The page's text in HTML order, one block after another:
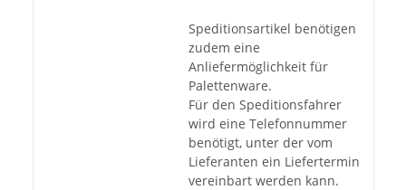
Speditionsartikel benötigen
zudem eine
Anliefermöglichkeit für
Palettenware.
Für den Speditionsfahrer
wird eine Telefonnummer
benötigt, unter der vom
Lieferanten ein Liefertermin
vereinbart werden kann.